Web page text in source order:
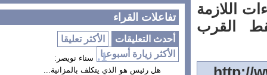
اللازمة
القرب
تفاعلات القراء
أحدث التعليقات
الأكثر تعليقا
الأكثر زيارة أسبوعيا
سناء نويصر:
هل رئيس هو الذي يتكلف بالمزانية...